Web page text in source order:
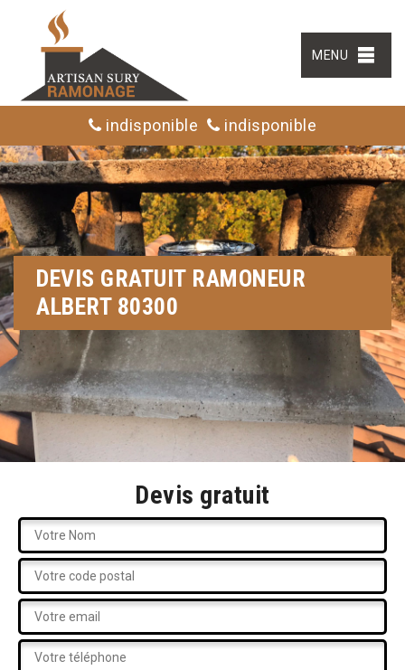
MENU
indisponible indisponible
DEVIS GRATUIT RAMONEUR
ALBERT 80300
Devis gratuit